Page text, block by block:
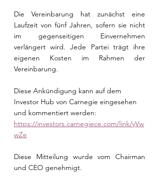
Die Vereinbarung hat zunächst eine
Laufzeit von fünf Jahren, sofern sie nicht
im gegenseitigen Einvernehmen
verlängert wird. Jede Partei trägt ihre
eigenen Kosten im Rahmen der
Vereinbarung.
Diese Ankündigung kann auf dem
Investor Hub von Carnegie eingesehen
und kommentiert werden:
https://investors.carnegiece.com/link/yVw
wZe
Diese Mitteilung wurde vom Chairman
und CEO genehmigt.